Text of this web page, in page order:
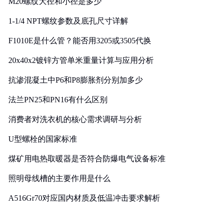
1-1/4 NPT螺纹参数及底孔尺寸详解
F1010E是什么管？能否用3205或3505代换
20x40x2镀锌方管单米重量计算与应用分析
抗渗混凝土中P6和P8膨胀剂分别加多少
法兰PN25和PN16有什么区别
消费者对洗衣机的核心需求调研与分析
U型螺栓的国家标准
煤矿用电热取暖器是否符合防爆电气设备标准
照明母线槽的主要作用是什么
A516Gr70对应国内材质及低温冲击要求解析